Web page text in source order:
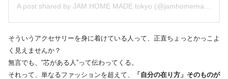
そういうアクセサリーを身に着けている人って、正直ちょっとかっこよ
く見えませんか？
無言でも、“芯がある人”って伝わってくる。
それって、単なるファッションを超えて、
「自分の在り方」そのものが